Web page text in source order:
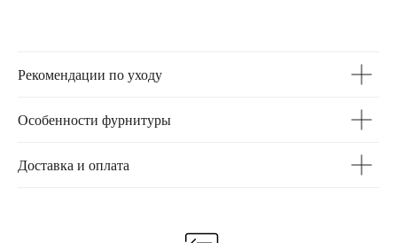
Рекомендации по уходу
Особенности фурнитуры
Доставка и оплата